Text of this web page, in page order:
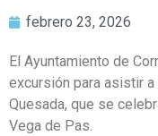
febrero 23, 2026
El Ayuntamiento de
excursión para asistir
Quesada, que se
Vega de Pas.